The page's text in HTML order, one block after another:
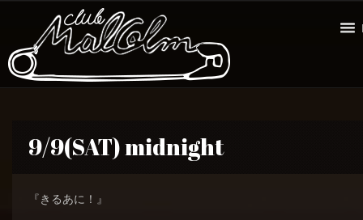
9/9(SAT) midnight
『きるあに！』